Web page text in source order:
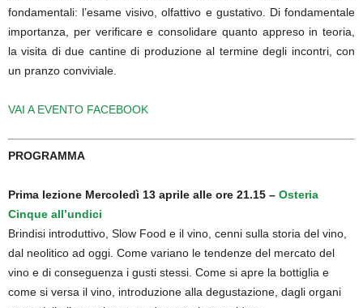
fondamentali: l’esame visivo, olfattivo e gustativo. Di fondamentale
importanza, per verificare e consolidare quanto appreso in teoria,
la visita di due cantine di produzione al termine degli incontri, con
un pranzo conviviale.
VAI A EVENTO FACEBOOK
PROGRAMMA
Prima lezione Mercoledì 13 aprile alle ore 21.15 – Osteria
Cinque all’undici
Brindisi introduttivo, Slow Food e il vino, cenni sulla storia del vino,
dal neolitico ad oggi. Come variano le tendenze del mercato del
vino e di conseguenza i gusti stessi. Come si apre la bottiglia e
come si versa il vino, introduzione alla degustazione, dagli organi